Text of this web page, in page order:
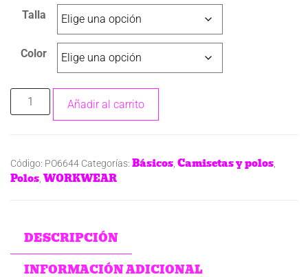
Talla
Color
Añadir al carrito
Código: PO6644 Categorías: Básicos Camisetas y polos
Polos WORKWEAR
DESCRIPCIÓN
INFORMACIÓN ADICIONAL